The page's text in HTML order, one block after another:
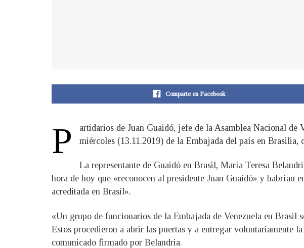
Comparte en Facebook
P
artidarios de Juan Guaidó, jefe de la Asamblea Nacional de
miércoles (13.11.2019) de la Embajada del país en
La representante de Guaidó en Brasil, María Teresa
hora de hoy que «reconocen al presidente Juan Guaidó» y habrían
acreditada en Brasil».
«Un grupo de funcionarios de la Embajada de Venezuela en Brasil
Estos procedieron a abrir las puertas y a entregar voluntariamente
comunicado firmado por Belandria.